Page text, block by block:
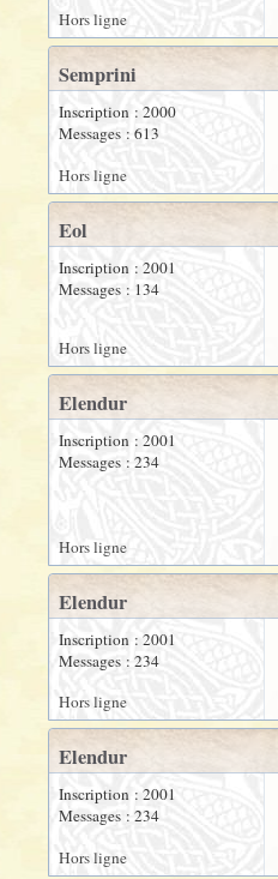
Hors ligne
Semprini
Inscription : 2000
Messages : 613
Hors ligne
Eol
Inscription : 2001
Messages : 134
Hors ligne
Elendur
Inscription : 2001
Messages : 234
Hors ligne
Elendur
Inscription : 2001
Messages : 234
Hors ligne
Elendur
Inscription : 2001
Messages : 234
Hors ligne